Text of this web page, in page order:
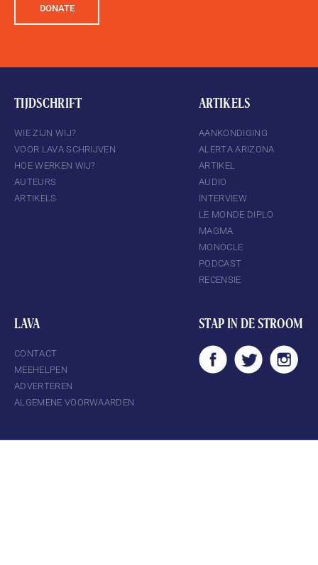
DONATE
TIJDSCHRIFT
WIE ZIJN WIJ?
VOOR LAVA SCHRIJVEN
HOE WERKEN WIJ?
AUTEURS
ARTIKELS
ARTIKELS
AANKONDIGING
ALERTA ARIZONA
ARTIKEL
AUDIO
INTERVIEW
LE MONDE DIPLO
MAGMA
MONOCLE
PODCAST
RECENSIE
LAVA
CONTACT
MEEHELPEN
ADVERTEREN
ALGEMENE VOORWAARDEN
STAP IN DE STROOM